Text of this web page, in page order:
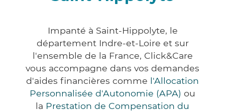
Impanté à Saint-Hippolyte, le
département Indre-et-Loire et sur
l'ensemble de la France, Click&Care
vous accompagne dans vos demandes
d'aides financières comme l'Allocation
Personnalisée d'Autonomie (APA) ou
la Prestation de Compensation du